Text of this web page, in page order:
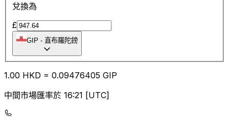
兌換為
£
GIP - 直布羅陀鎊
1.00 HKD = 0.09476405 GIP
中間市場匯率於 16:21 [UTC]